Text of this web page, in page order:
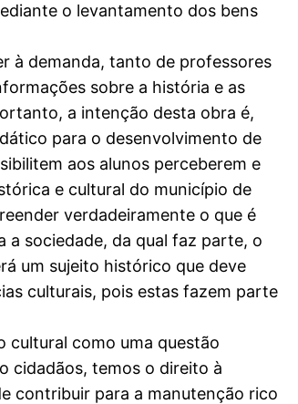
o levantamento dos bens
à demanda, tanto de professores
sobre a história e as
a intenção desta obra é,
para o desenvolvimento de
aos alunos perceberem e
e cultural do município de
verdadeiramente o que é
a sociedade, da qual faz parte, o
um sujeito histórico que deve
culturais, pois estas fazem parte
cultural como uma questão
cidadãos, temos o direito à
contribuir para a manutenção rico